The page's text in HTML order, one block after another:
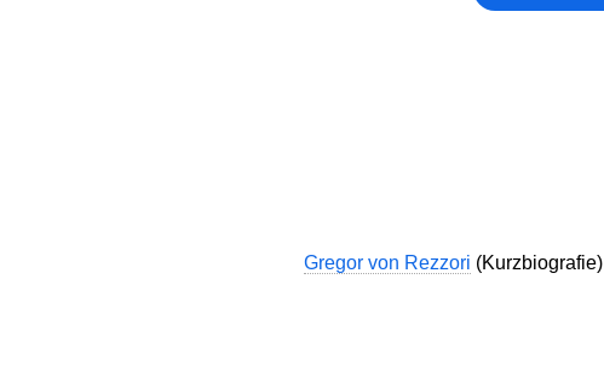
Gregor von Rezzori (Kurzbiografie)